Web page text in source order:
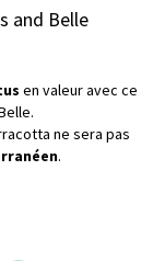
and Belle
en valeur avec ce
ne sera pas
.